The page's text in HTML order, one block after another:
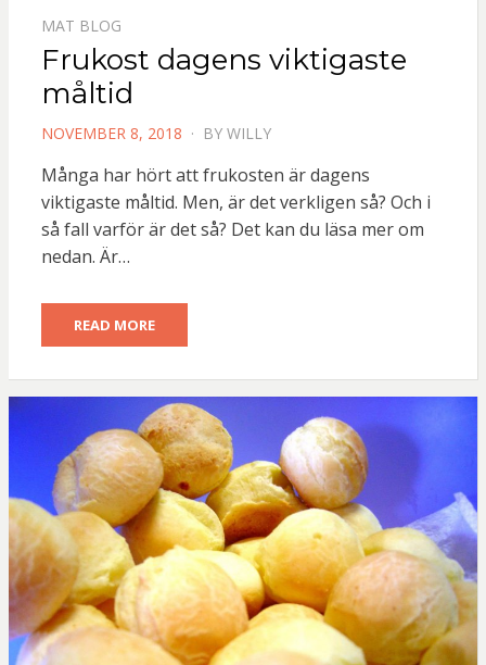
MAT BLOG
Frukost dagens viktigaste
måltid
POSTED
NOVEMBER 8, 2018 BY WILLY
Många har hört att frukosten är dagens
viktigaste måltid. Men, är det verkligen så? Och i
så fall varför är det så? Det kan du läsa mer om
nedan. Är…
READ MORE